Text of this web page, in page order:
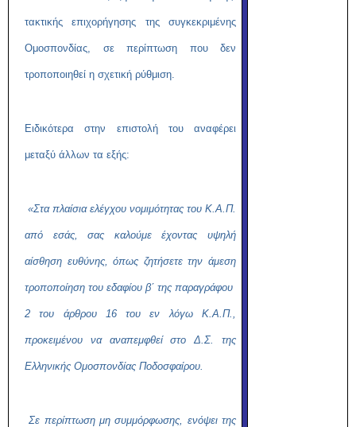
τακτικής επιχορήγησης της συγκεκριμένης
Ομοσπονδίας, σε περίπτωση που δεν
τροποποιηθεί η σχετική ρύθμιση.
Ειδικότερα στην επιστολή του αναφέρει
μεταξύ άλλων τα εξής:
«Στα πλαίσια ελέγχου νομιμότητας του Κ.Α.Π.
από εσάς, σας καλούμε έχοντας υψηλή
αίσθηση ευθύνης, όπως ζητήσετε την άμεση
τροποποίηση του εδαφίου β΄ της παραγράφου
2 του άρθρου 16 του εν λόγω Κ.Α.Π.,
προκειμένου να αναπεμφθεί στο Δ.Σ. της
Ελληνικής Ομοσπονδίας Ποδοσφαίρου.
Σε περίπτωση μη συμμόρφωσης, ενόψει της